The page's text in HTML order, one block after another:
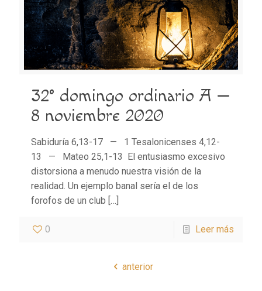
32° domingo ordinario A —
8 noviembre 2020
Sabiduría 6,13-17 — 1 Tesalonicenses 4,12-
13 — Mateo 25,1-13 El entusiasmo excesivo
distorsiona a menudo nuestra visión de la
realidad. Un ejemplo banal sería el de los
forofos de un club […]
0 Leer más
anterior